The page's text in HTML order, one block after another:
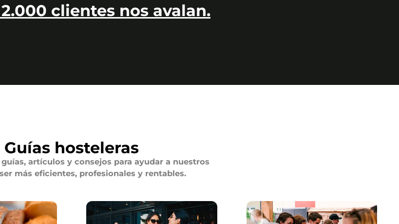
clientes nos avalan.
Guías hosteleras
artículos y consejos para ayudar a nuestros
más eficientes, profesionales y rentables.